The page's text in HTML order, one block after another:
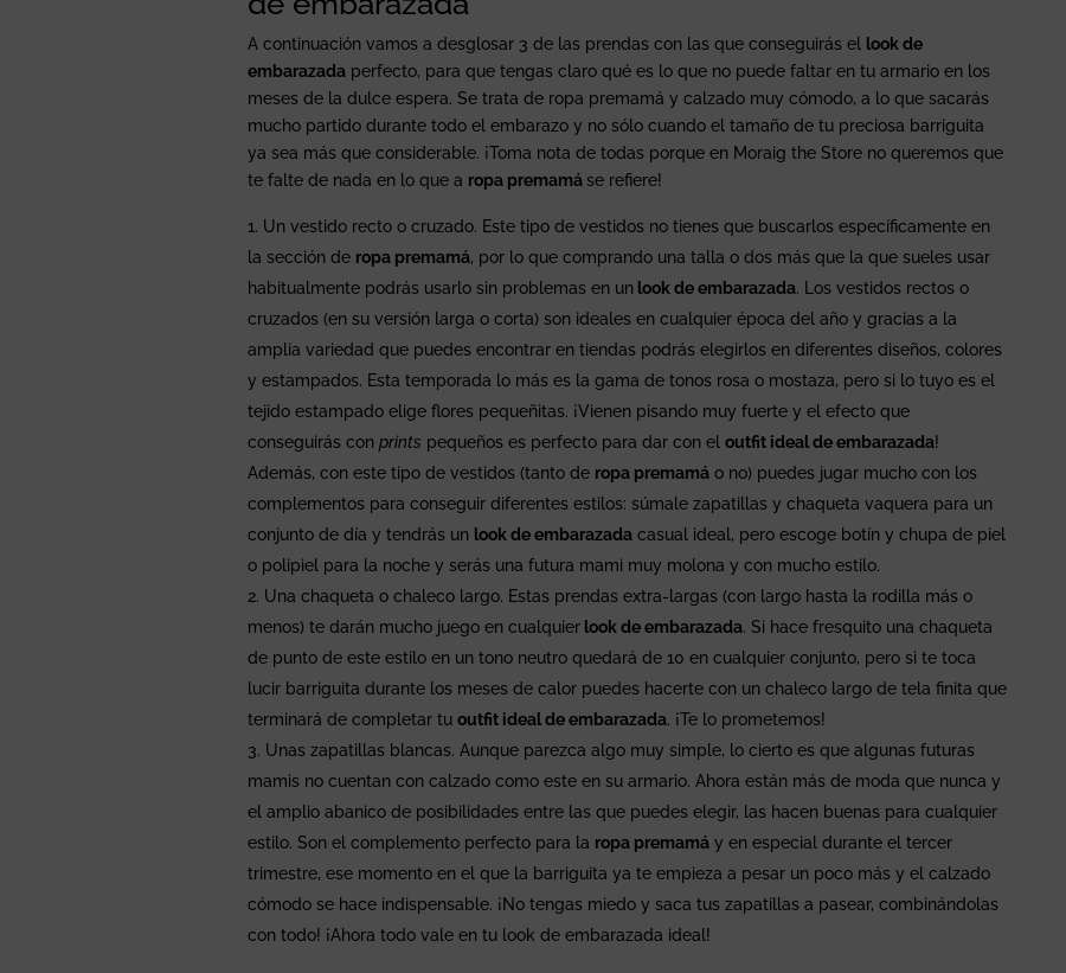
A continuación vamos a desglosar 3 de las prendas con las que conseguirás el
look de
embarazada perfecto, para que tengas claro qué es lo que no puede faltar en tu armario en los
meses de la dulce espera. Se trata de ropa premamá y calzado muy cómodo, a lo que sacarás
mucho partido durante todo el embarazo y no sólo cuando el tamaño de tu preciosa barriguita
ya sea más que considerable. ¡Toma nota de todas porque en Moraig the Store no queremos que
te falte de nada en lo que a ropa premamáse refiere!
Un vestido recto o cruzado. Este tipo de vestidos no tienes que buscarlos específicamente en
la sección de ropa premamá, por lo que comprando una talla o dos más que la que sueles usar
habitualmente podrás usarlo sin problemas en un look de embarazada. Los vestidos rectos o
cruzados (en su versión larga o corta) son ideales en cualquier época del año y gracias a la
amplia variedad que puedes encontrar en tiendas podrás elegirlos en diferentes diseños, colores
y estampados. Esta temporada lo más es la gama de tonos rosa o mostaza, pero si lo tuyo es el
tejido estampado elige flores pequeñitas. ¡Vienen pisando muy fuerte y el efecto que
conseguirás conprints pequeños es perfecto para dar con eloutfit ideal de embarazada!
Además, con este tipo de vestidos (tanto de ropa premamá o no) puedes jugar mucho con los
complementos para conseguir diferentes estilos: súmale zapatillas y chaqueta vaquera para un
conjunto de día y tendrás un look de embarazada casual ideal, pero escoge botín y chupa de piel
o polipiel para la noche y serás una futura mami muy molona y con mucho estilo.
Una chaqueta o chaleco largo. Estas prendas extra-largas (con largo hasta la rodilla más o
menos) te darán mucho juego en cualquier look de embarazada. Si hace fresquito una chaqueta
de punto de este estilo en un tono neutro quedará de 10 en cualquier conjunto, pero si te toca
lucir barriguita durante los meses de calor puedes hacerte con un chaleco largo de tela finita que
terminará de completar tuoutfit ideal de embarazada. ¡Te lo prometemos!
Unas zapatillas blancas. Aunque parezca algo muy simple, lo cierto es que algunas futuras
mamis no cuentan con calzado como este en su armario. Ahora están más de moda que nunca y
el amplio abanico de posibilidades entre las que puedes elegir, las hacen buenas para cualquier
estilo. Son el complemento perfecto para la ropa premamá y en especial durante el tercer
trimestre, ese momento en el que la barriguita ya te empieza a pesar un poco más y el calzado
cómodo se hace indispensable. ¡No tengas miedo y saca tus zapatillas a pasear, combinándolas
con todo! ¡Ahora todo vale en tu look de embarazada ideal!